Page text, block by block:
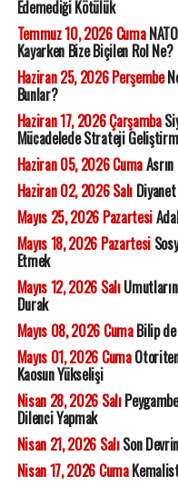
Edemediği Kötülük
Temmuz 10, 2026 Cuma
Kayarken Bize Biçilen Rol Ne?
Haziran 25, 2026 Perşembe
Bunlar?
Haziran 17, 2026 Çarşamba
Mücadelede Strateji
Haziran 05, 2026 CumaAsrın
Haziran 02, 2026 SalıDiyanet
Mayıs 25, 2026 Pazartesi
Mayıs 18, 2026 Pazartesi
Etmek
Mayıs 12, 2026 Salı
Durak
Mayıs 08, 2026 CumaBilip de
Mayıs 01, 2026 Cuma
Kaosun Yükselişi
Nisan 28, 2026 Salı
Dilenci Yapmak
Nisan 21, 2026 SalıSon
Nisan 17, 2026 Cuma